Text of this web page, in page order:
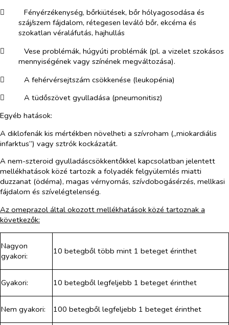
​
Fényérzékenység, bőrkiütések, bőr hólyagosodása és
száj/szem fájdalom, rétegesen leváló bőr, ekcéma és
szokatlan véraláfutás, hajhullás
​
Vese problémák, húgyúti problémák (pl. a vizelet szokásos
mennyiségének vagy színének megváltozása).
​
A fehérvérsejtszám csökkenése (leukopénia)
​
A tüdőszövet gyulladása (pneumonitisz)
Egyéb hatások:
A diklofenák kis mértékben növelheti a szívroham („miokardiális
infarktus”) vagy sztrók kockázatát.
A nem-szteroid gyulladáscsökkentőkkel kapcsolatban jelentett
mellékhatások közé tartozik a folyadék felgyülemlés miatti
duzzanat (ödéma), magas vérnyomás, szívdobogásérzés, mellkasi
fájdalom és szívelégtelenség.
Az omeprazol által okozott mellékhatások közé tartoznak a
következők:
Nagyon
gyakori:
10 betegből több mint 1 beteget érinthet
Gyakori: 10 betegből legfeljebb 1 beteget érinthet
Nem gyakori: 100 betegből legfeljebb 1 beteget érinthet